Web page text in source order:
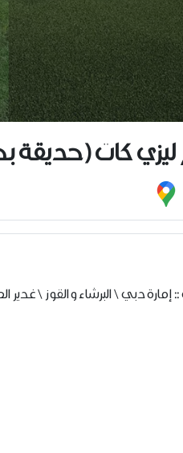
كات (حديقة
:: إمارة دبي \ البرشاء والقوز \ غدير